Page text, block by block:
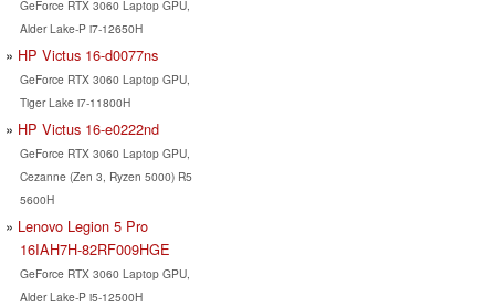
GeForce RTX 3060 Laptop GPU,
Alder Lake-P i7-12650H
HP Victus 16-d0077ns
GeForce RTX 3060 Laptop GPU,
Tiger Lake i7-11800H
HP Victus 16-e0222nd
GeForce RTX 3060 Laptop GPU,
Cezanne (Zen 3, Ryzen 5000) R5
5600H
Lenovo Legion 5 Pro
16IAH7H-82RF009HGE
GeForce RTX 3060 Laptop GPU,
Alder Lake-P i5-12500H